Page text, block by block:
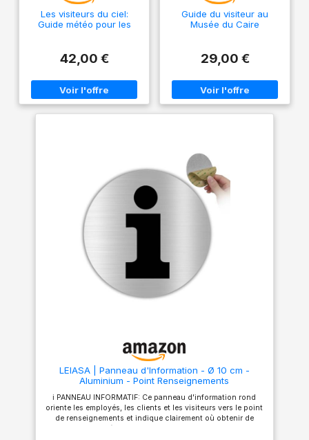
Les visiteurs du ciel:
Guide météo pour les
42,00 €
Guide du visiteur au
Musée du Caire
29,00 €
LEIASA | Panneau d'Information - Ø 10 cm -
Aluminium - Point Renseignements
ℹ️ PANNEAU INFORMATIF: Ce panneau d'information rond
oriente les employés, les clients et les visiteurs vers le point
de renseignements et indique clairement où obtenir de
l'aide utile. 📐 TAILLE: Les dimensions du panneau